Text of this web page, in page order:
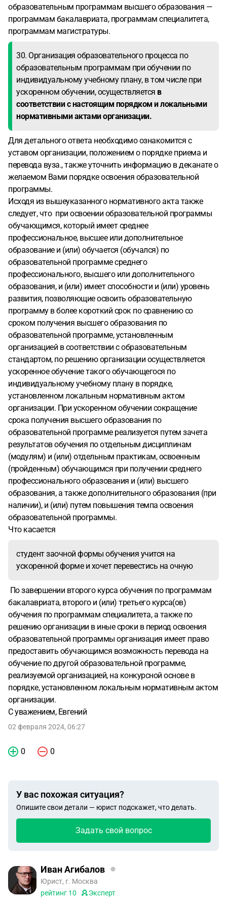
образовательным программам высшего образования —
программам бакалавриата, программам специалитета,
программам магистратуры.
30. Организация образовательного процесса по
образовательным программам при обучении по
индивидуальному учебному плану, в том числе при
ускоренном обучении, осуществляется в
соответствии с настоящим порядком и локальными
нормативными актами организации.
Для детального ответа необходимо ознакомится с
уставом организации, положением о порядке приема и
перевода вуза., также уточнить информацию в деканате о
желаемом Вами порядке освоения образовательной
программы.
Исходя из вышеуказанного нормативного акта также
следует, что при освоении образовательной программы
обучающимся, который имеет среднее
профессиональное, высшее или дополнительное
образование и (или) обучается (обучался) по
образовательной программе среднего
профессионального, высшего или дополнительного
образования, и (или) имеет способности и (или) уровень
развития, позволяющие освоить образовательную
программу в более короткий срок по сравнению со
сроком получения высшего образования по
образовательной программе, установленным
организацией в соответствии с образовательным
стандартом, по решению организации осуществляется
ускоренное обучение такого обучающегося по
индивидуальному учебному плану в порядке,
установленном локальным нормативным актом
организации. При ускоренном обучении сокращение
срока получения высшего образования по
образовательной программе реализуется путем зачета
результатов обучения по отдельным дисциплинам
(модулям) и (или) отдельным практикам, освоенным
(пройденным) обучающимся при получении среднего
профессионального образования и (или) высшего
образования, а также дополнительного образования (при
наличии), и (или) путем повышения темпа освоения
образовательной программы.
Что касается
студент заочной формы обучения учится на
ускоренной форме и хочет перевестись на очную
По завершении второго курса обучения по программам
бакалавриата, второго и (или) третьего курса(ов)
обучения по программам специалитета, а также по
решению организации в иные сроки в период освоения
образовательной программы организация имеет право
предоставить обучающимся возможность перевода на
обучение по другой образовательной программе,
реализуемой организацией, на конкурсной основе в
порядке, установленном локальным нормативным актом
организации.
С уважением, Евгений
02 февраля 2024, 06:27
0 0
У вас похожая ситуация?
Опишите свои детали — юрист подскажет, что делать.
Задать свой вопрос
Иван Агибалов
Юрист, г. Москва
рейтинг 10 Эксперт